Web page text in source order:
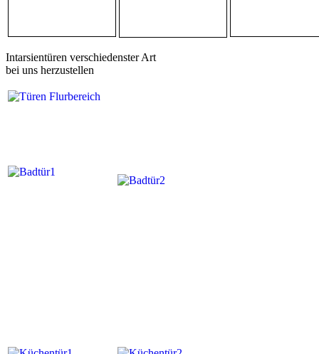
Intarsientüren verschiedenster Art
bei uns herzustellen